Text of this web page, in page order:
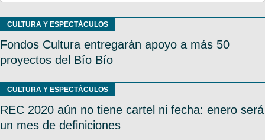
CULTURA Y ESPECTÁCULOS
Fondos Cultura entregarán apoyo a más 50
proyectos del Bío Bío
CULTURA Y ESPECTÁCULOS
REC 2020 aún no tiene cartel ni fecha: enero será
un mes de definiciones